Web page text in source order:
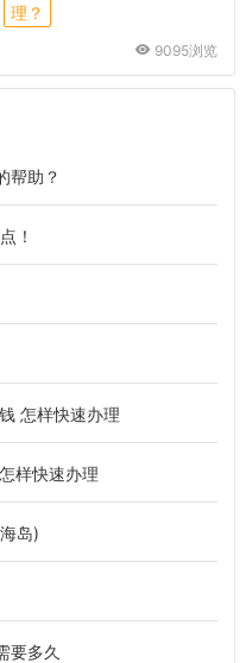
理？
9095浏览
帮助？
！
怎样快速办理
样快速办理
岛)
要多久